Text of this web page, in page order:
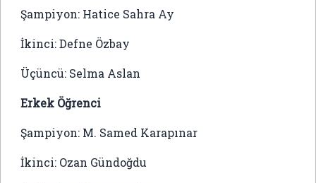
Şampiyon: Hatice Sahra Ay
İkinci: Defne Özbay
Üçüncü: Selma Aslan
Erkek Öğrenci
Şampiyon: M. Samed Karapınar
İkinci: Ozan Gündoğdu